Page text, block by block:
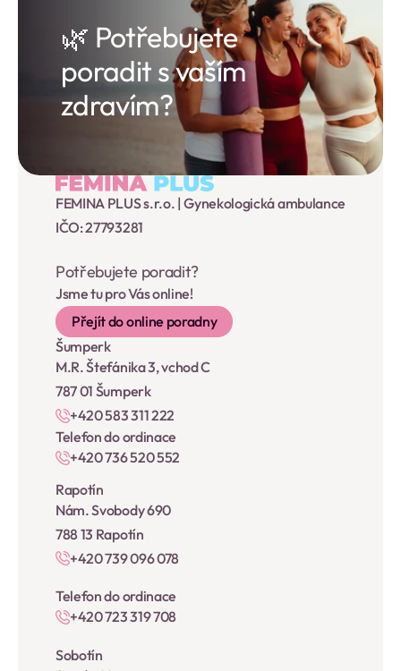
🌿 Potřebujete
poradit s vaším
zdravím?
FEMINA PLUS s.r.o. | Gynekologická ambulance
IČO: 27793281
Potřebujete poradit?
Jsme tu pro Vás online!
Přejít do online poradny
Šumperk
M.R. Štefánika 3, vchod C
787 01 Šumperk
+420 583 311 222
Telefon do ordinace
+420 736 520 552
Rapotín
Nám. Svobody 690
788 13 Rapotín
+420 739 096 078
Telefon do ordinace
+420 723 319 708
Sobotín